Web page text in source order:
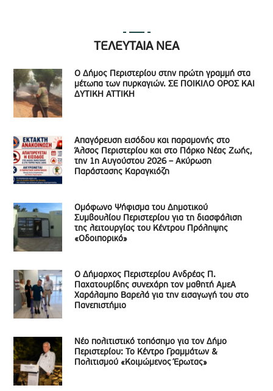
ΤΕΛΕΥΤΑΙΑ ΝΕΑ
Ο Δήμος Περιστερίου στην πρώτη γραμμή στα
μέτωπα των πυρκαγιών. ΣΕ ΠΟΙΚΙΛΟ ΟΡΟΣ ΚΑΙ
ΔΥΤΙΚΗ ΑΤΤΙΚΗ
Απαγόρευση εισόδου και παραμονής στο
Άλσος Περιστερίου και στο Πάρκο Νέας Ζωής,
την 1η Αυγούστου 2026 – Ακύρωση
Παράστασης Καραγκιόζη
Ομόφωνο Ψήφισμα του Δημοτικού
Συμβουλίου Περιστερίου για τη διασφάλιση
της λειτουργίας του Κέντρου Πρόληψης
«Οδοιπορικό»
Ο Δήμαρχος Περιστερίου Ανδρέας Π.
Παχατουρίδης συνεχάρη τον μαθητή ΑμεΑ
Χαράλαμπο Βαρελά για την εισαγωγή του στο
Πανεπιστήμιο
Νέο πολιτιστικό τοπόσημο για τον Δήμο
Περιστερίου: Το Κέντρο Γραμμάτων &
Πολιτισμού «Κοιμώμενος Έρωτας»